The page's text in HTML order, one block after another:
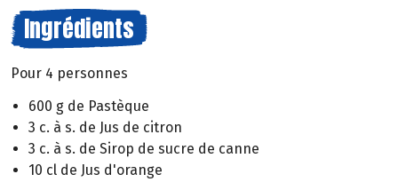
Ingrédients
Pour 4 personnes
600 g de Pastèque
3 c. à s. de Jus de citron
3 c. à s. de Sirop de sucre de canne
10 cl de Jus d'orange